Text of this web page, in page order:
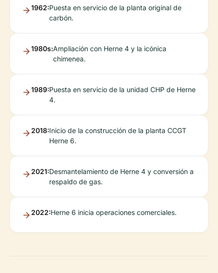
1962:Puesta en servicio de la planta original de
carbón.
1980s:Ampliación con Herne 4 y la icónica
chimenea.
1989:Puesta en servicio de la unidad CHP de Herne
4.
2018:Inicio de la construcción de la planta CCGT
Herne 6.
2021:Desmantelamiento de Herne 4 y conversión a
respaldo de gas.
2022:Herne 6 inicia operaciones comerciales.